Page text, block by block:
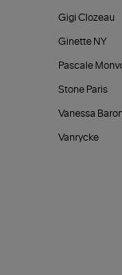
Gigi Clozeau
Ginette NY
Pascale
Stone Paris
Vanessa
Vanrycke